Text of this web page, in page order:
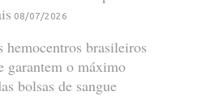
08/07/2026
hemocentros brasileiros
garantem o máximo
bolsas de sangue